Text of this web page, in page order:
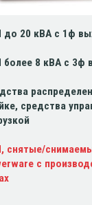
до 20 кВА с 1ф
более 8 кВА с 3ф
средства
снятые/
с